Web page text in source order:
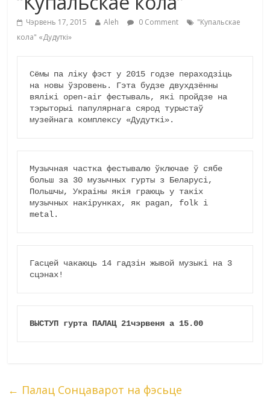
Чэрвень 17, 2015 Aleh 0 Comment
"Купальскае
кола" «Дудуткі»
Сёмы па ліку фэст у 2015 годзе пераходзіць
на новы ўзровень. Гэта будзе двухдзённы
вялікі open-air фестываль, які пройдзе на
тэрыторыі папулярнага сярод турыстаў
музейнага комплексу «Дудуткі».
Музычная частка фестывалю ўключае ў сябе
больш за 30 музычных гурты з Беларусі,
Польшчы, Украіны якія граюць у такіх
музычных накірунках, як pagan, folk і
metal.
Гасцей чакаюць 14 гадзін жывой музыкі на 3
сцэнах!
ВЫСТУП гурта ПАЛАЦ 21чэрвеня а 15.00
← Палац Сонцаварот на фэсьце